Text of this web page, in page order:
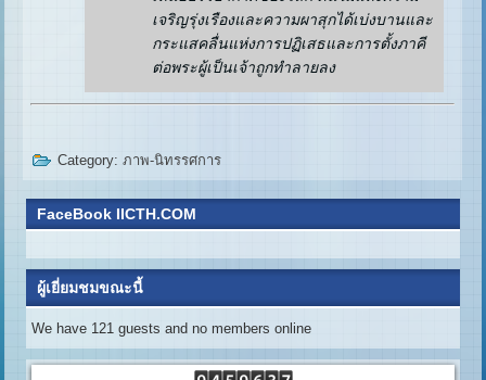
เจริญรุ่งเรืองและความผาสุกได้เบ่งบานและ
กระแสคลื่นแห่งการปฏิเสธและการตั้งภาคี
ต่อพระผู้เป็นเจ้าถูกทำลายลง
Category:ภาพ-นิทรรศการ
FaceBook IICTH.COM
ผู้เยี่ยมชมขณะนี้
We have 121 guests and no members online